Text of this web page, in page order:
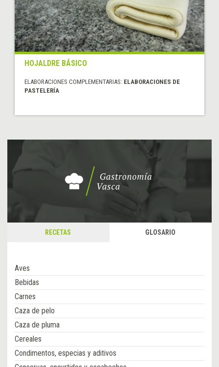
HOJALDRE BÁSICO
ELABORACIONES COMPLEMENTARIAS: ELABORACIONES DE
PASTELERÍA
RECETAS GLOSARIO
Aves
Bebidas
Carnes
Caza de pelo
Caza de pluma
Cereales
Condimentos, especias y aditivos